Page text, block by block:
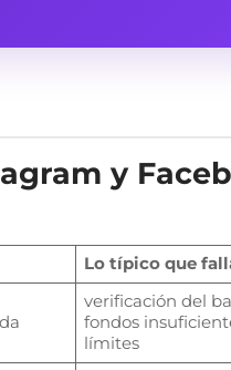
y
Lo típico que
verificación del
fondos
límites